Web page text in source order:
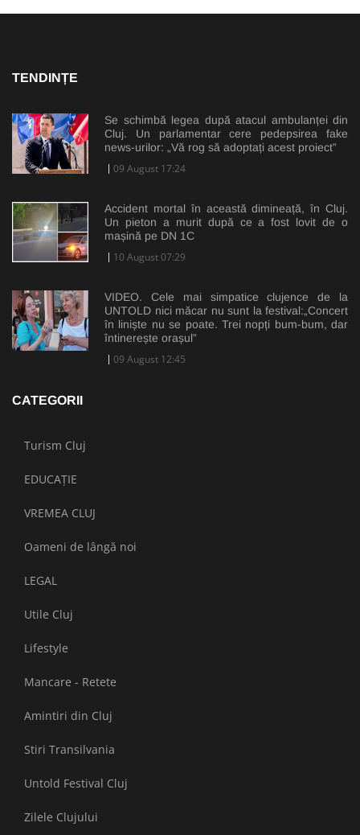
TENDINȚE
Se schimbă legea după atacul ambulanței din
Cluj. Un parlamentar cere pedepsirea fake
news-urilor: „Vă rog să adoptați acest proiect”
09 August 17:24
Accident mortal în această dimineață, în Cluj.
Un pieton a murit după ce a fost lovit de o
mașină pe DN 1C
10 August 07:29
VIDEO. Cele mai simpatice clujence de la
UNTOLD nici măcar nu sunt la festival:„Concert
în liniște nu se poate. Trei nopți bum-bum, dar
întinerește orașul”
09 August 12:45
CATEGORII
Turism Cluj
EDUCAȚIE
VREMEA CLUJ
Oameni de lângă noi
LEGAL
Utile Cluj
Lifestyle
Mancare - Retete
Amintiri din Cluj
Stiri Transilvania
Untold Festival Cluj
Zilele Clujului